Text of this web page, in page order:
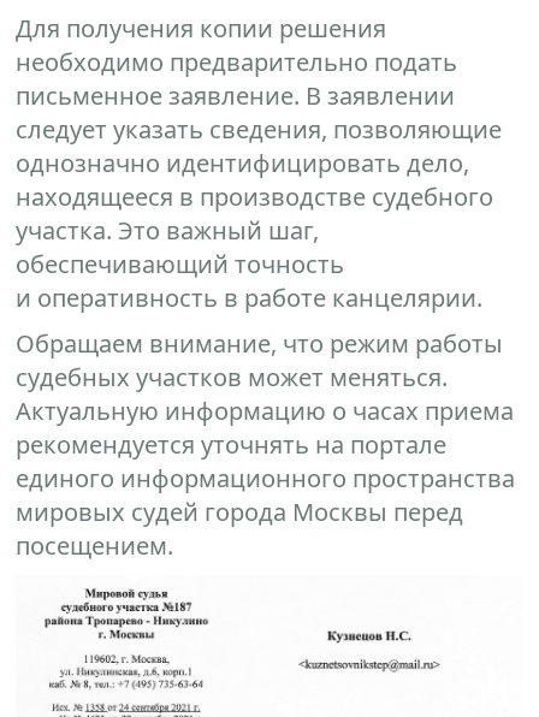
Для получения копии решения
необходимо предварительно подать
письменное заявление. В заявлении
следует указать сведения, позволяющие
однозначно идентифицировать дело,
находящееся в производстве судебного
участка. Это важный шаг,
обеспечивающий точность
и оперативность в работе канцелярии.
Обращаем внимание, что режим работы
судебных участков может меняться.
Актуальную информацию о часах приема
рекомендуется уточнять на портале
единого информационного пространства
мировых судей города Москвы перед
посещением.